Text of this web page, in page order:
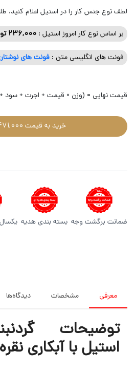
لطف نوع جنس کار را در استیل اعلام کنید،
بر اساس نوع کار امروز استیل : 236,000
فونت های انگلیسی متن : فونت های
قیمت نهایی = (وزن × قیمت + اجرت + سود + متعلقات) ×
خرید به قیمت 1,471,000 تومان
یکسال بسته بندی هدیه ضمانت برگشت وجه
معرفی مشخصات دیدگاه‌ها
توضیحات
استیل با آبکاری